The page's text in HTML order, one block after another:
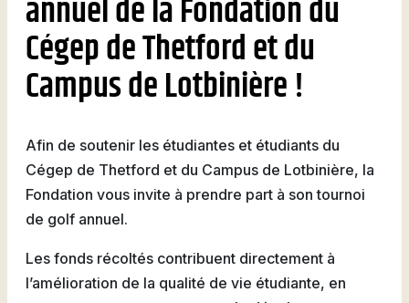
Natation
Flag
Football
annuel de la Fondation du
Cégep de Thetford et du
Campus de Lotbinière !
Afin de soutenir les étudiantes et étudiants du
Cégep de Thetford et du Campus de Lotbinière, la
Fondation vous invite à prendre part à son tournoi
de golf annuel.
Les fonds récoltés contribuent directement à
l’amélioration de la qualité de vie étudiante, en